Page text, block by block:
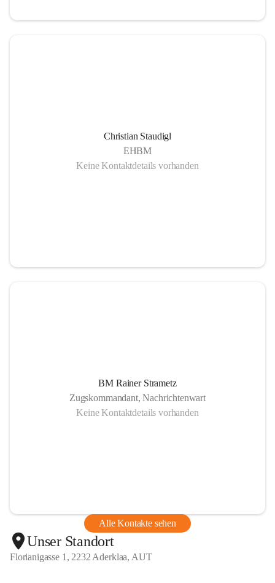
Christian Staudigl
EHBM
Keine Kontaktdetails vorhanden
BM Rainer Strametz
Zugskommandant, Nachrichtenwart
Keine Kontaktdetails vorhanden
Alle Kontakte sehen
Unser Standort
Florianigasse 1, 2232 Aderklaa, AUT